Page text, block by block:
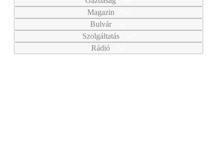
Magazin
Bulvár
Szolgáltatás
Rádió